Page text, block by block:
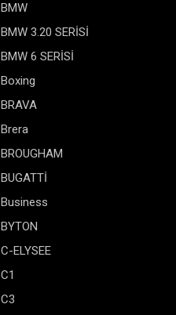
BMW
BMW 3.20 SERİSİ
BMW 6 SERİSİ
Boxing
BRAVA
Brera
BROUGHAM
BUGATTİ
Business
BYTON
C-ELYSEE
C1
C3